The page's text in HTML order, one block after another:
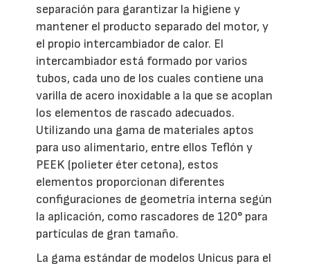
separación para garantizar la higiene y
mantener el producto separado del motor, y
el propio intercambiador de calor. El
intercambiador está formado por varios
tubos, cada uno de los cuales contiene una
varilla de acero inoxidable a la que se acoplan
los elementos de rascado adecuados.
Utilizando una gama de materiales aptos
para uso alimentario, entre ellos Teflón y
PEEK (polieter éter cetona), estos
elementos proporcionan diferentes
configuraciones de geometría interna según
la aplicación, como rascadores de 120° para
partículas de gran tamaño.
La gama estándar de modelos Unicus para el